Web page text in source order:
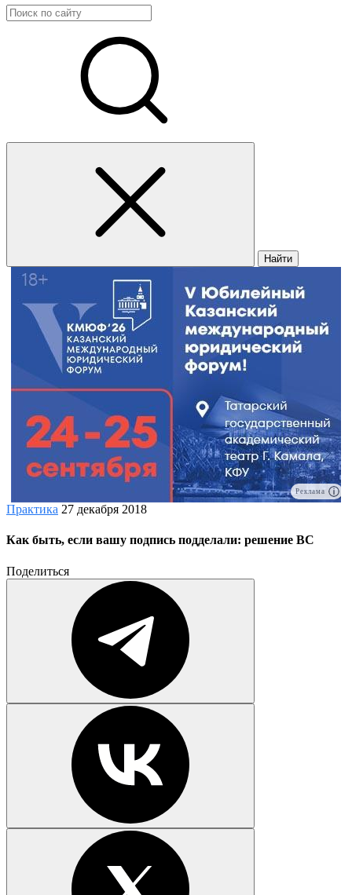
Найти
Реклама
Практика 27 декабря 2018
Как быть, если вашу подпись подделали: решение ВС
Поделиться